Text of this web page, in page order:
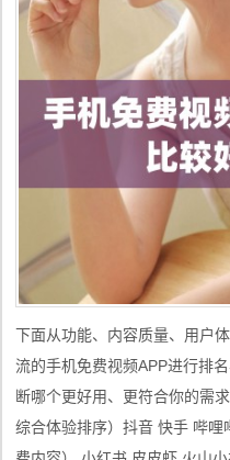
下面从功能、内容质量、用户
流的手机免费视频APP进行排
断哪个更好用、更符合你的需求。 一、主流免费视频APP排行
综合体验排序）抖音 快手 哔